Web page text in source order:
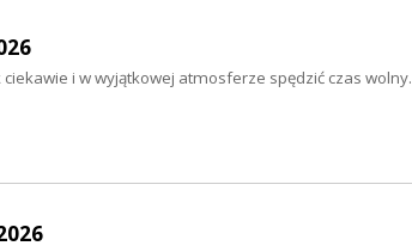
i w wyjątkowej atmosferze spędzić czas wolny.